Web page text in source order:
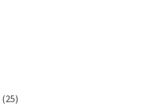
(25)